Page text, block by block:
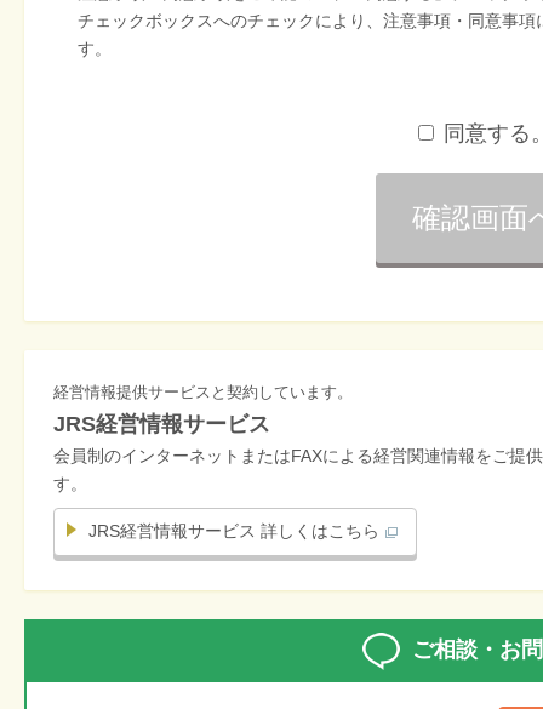
チェックボックスへのチェックにより、注意事項・同意事
す。
同意する
経営情報提供サービスと契約しています。
JRS経営情報サービス
会員制のインターネットまたはFAXによる経営関連情報をご提
す。
JRS経営情報サービス 詳しくはこちら
ご相談・お